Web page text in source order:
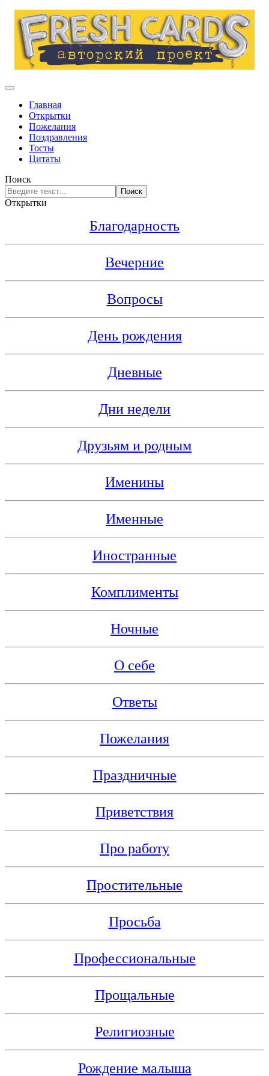
Главная
Открытки
Пожелания
Поздравления
Тосты
Цитаты
Поиск
Поиск
Открытки
Благодарность
Вечерние
Вопросы
День рождения
Дневные
Дни недели
Друзьям и родным
Именины
Именные
Иностранные
Комплименты
Ночные
О себе
Ответы
Пожелания
Праздничные
Приветствия
Про работу
Простительные
Просьба
Профессиональные
Прощальные
Религиозные
Рождение малыша